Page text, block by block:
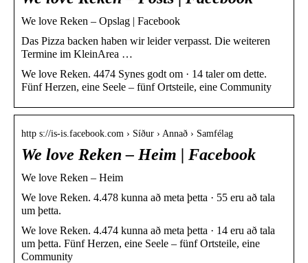
We love Reken – Opslag | Facebook
Das Pizza backen haben wir leider verpasst. Die weiteren
Termine im KleinArea …
We love Reken. 4474 Synes godt om · 14 taler om dette.
Fünf Herzen, eine Seele – fünf Ortsteile, eine Community
http s://is-is.facebook.com › Síður › Annað › Samfélag
We love Reken – Heim | Facebook
We love Reken – Heim
We love Reken. 4.478 kunna að meta þetta · 55 eru að tala
um þetta.
We love Reken. 4.474 kunna að meta þetta · 14 eru að tala
um þetta. Fünf Herzen, eine Seele – fünf Ortsteile, eine
Community